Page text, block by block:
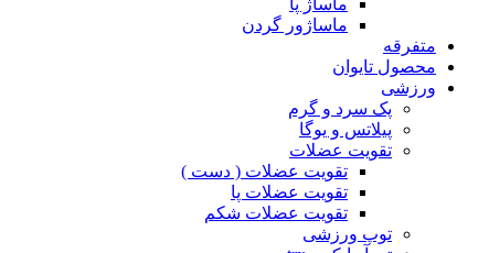
ماساژور گردن
متفرقه
محصول تایوان
ورزشی
پک سرد و گرم
پیلاتس و یوگا
تقویت عضلات
تقویت عضلات ( دست )
تقویت عضلات پا
تقویت عضلات شکم
توپ ورزشی